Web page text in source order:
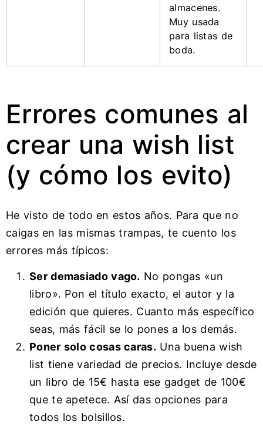
almacenes.
Muy usada
para listas de
boda.
Errores comunes al
crear una wish list
(y cómo los evito)
He visto de todo en estos años. Para que no
caigas en las mismas trampas, te cuento los
errores más típicos:
Ser demasiado vago. No pongas «un
libro». Pon el título exacto, el autor y la
edición que quieres. Cuanto más específico
seas, más fácil se lo pones a los demás.
Poner solo cosas caras. Una buena wish
list tiene variedad de precios. Incluye desde
un libro de 15€ hasta ese gadget de 100€
que te apetece. Así das opciones para
todos los bolsillos.